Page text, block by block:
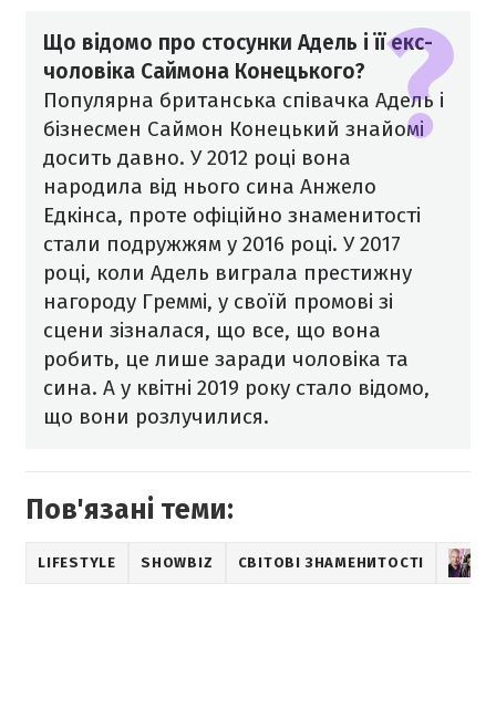
Що відомо про стосунки Адель і її екс-
чоловіка Саймона Конецького?
Популярна британська співачка Адель і
бізнесмен Саймон Конецький знайомі
досить давно. У 2012 році вона
народила від нього сина Анжело
Едкінса, проте офіційно знаменитості
стали подружжям у 2016 році. У 2017
році, коли Адель виграла престижну
нагороду Греммі, у своїй промові зі
сцени зізналася, що все, що вона
робить, це лише заради чоловіка та
сина. А у квітні 2019 року стало відомо,
що вони розлучилися.
Пов'язані теми:
LIFESTYLE SHOWBIZ СВІТОВІ ЗНАМЕНИТОСТІ